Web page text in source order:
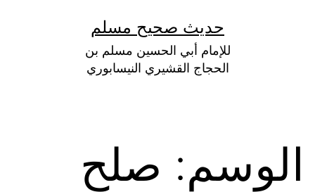
حديث صحيح مسلم
للإمام أبي الحسين مسلم بن
الحجاج القشيري النيسابوري
الوسم: صلح